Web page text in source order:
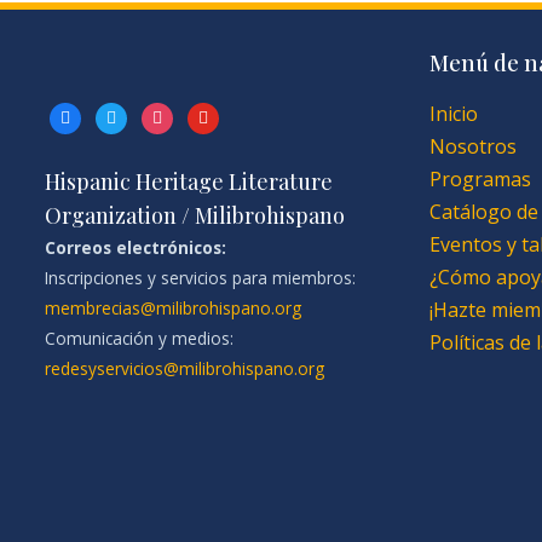
facebooktwitterinstagramyoutube
Hispanic Heritage Literature
Organization / Milibrohispano
Correos electrónicos:
Inscripciones y servicios para miembros:
membrecias@milibrohispano.org
Comunicación y medios:
redesyservicios@milibrohispano.org
Menú de
Inicio
Nosotros
Programas
Catálogo
Eventos y
¿Cómo
¡Hazte
Políticas de